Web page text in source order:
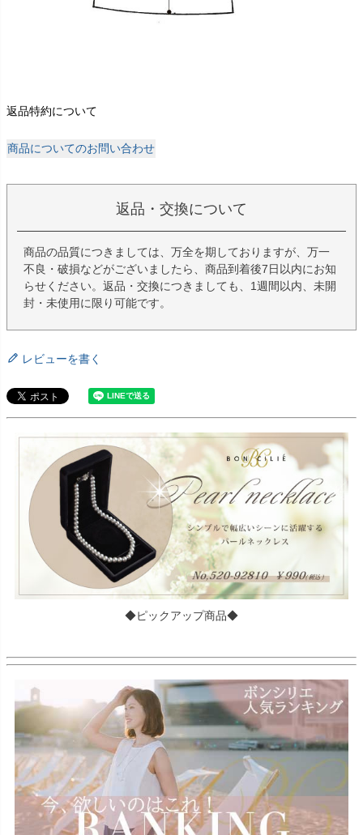
返品特約について
商品についてのお問い合わせ
返品・交換について
商品の品質につきましては、万全を期しておりますが、万一
不良・破損などがございましたら、商品到着後7日以内にお知
らせください。返品・交換につきましても、1週間以内、未開
封・未使用に限り可能です。
レビューを書く
◆ピックアップ商品◆